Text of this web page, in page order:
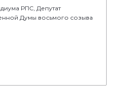
РПС, Депутат
Думы восьмого созыва